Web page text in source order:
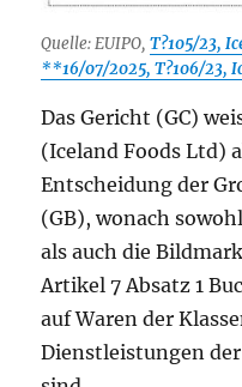
Quelle: EUIPO,T?105/23,
**16/07/2025, T?106/23,
Das Gericht (GC)
(Iceland Foods Ltd)
Entscheidung der
(GB), wonach
als auch die
Artikel 7 Absatz 1
auf Waren der
Dienstleistungen